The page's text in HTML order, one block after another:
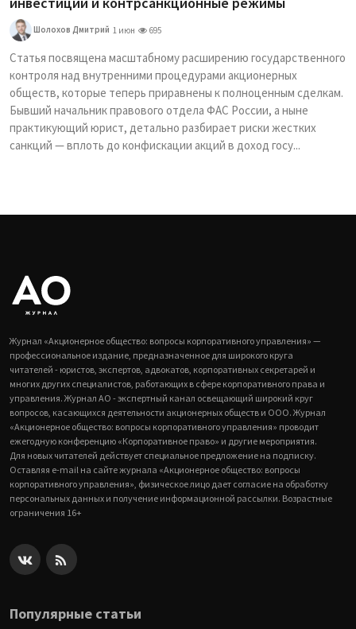
Шолохов Дмитрий 1 июн 695
Статья посвящена масштабному расширению государственного
контроля над внутренними процедурами акционерных
обществ, которые теперь приравнены к полноценным сделкам.
Бывший начальник правового отдела ФАС России, а ныне
практикующий юрист, детально разбирает риски жестких
санкций — вплоть до конфискации акций в доход госу...
Журнал «Акционерное общество: вопросы корпоративного управления» —
профессиональное издание, предназначенное для широкого круга
читателей - юристов, экспертов, адвокатов, корпоративных секретарей и
многих других специалистов, работающих в сфере корпоративного права и
управления. Журнал АО - экспертный канал освещающий широкий круг
вопросов, касающихся деятельности акционерных обществ и ООО. Журнал
«Акционерное общество: вопросы корпоративного управления» проводит
ежегодную конференцию «Корпоративное право» и другие мероприятия.
Для новых читателей действует специальное предложение на подписку.
Оставляя e-mail на сайте журнала «Акционерное общество: вопросы
корпоративного управления», физическое лицо дает согласие на обработку
персональных данных и получение информационной рассылки. Возрастные
ограничения 16+
Популярные статьи